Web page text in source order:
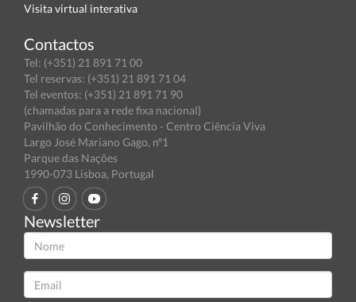
Visita virtual interativa
Contactos
Tel: (+351) 21 891 71 00
Tel reservas: (+351) 21 891 71 04
Tel eventos: (+351) 21 891 71 90
(chamadas para a rede fixa nacional)
Pavilhão do Conhecimento - Centro Ciência Viva
Largo José Mariano Gago, nº1
Parque das Nações
1990-073 Lisboa, Portugal
Newsletter